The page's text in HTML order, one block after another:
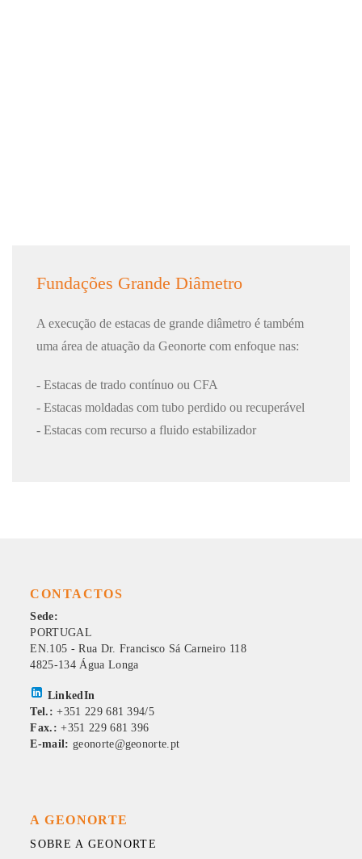
Fundações Grande Diâmetro
A execução de estacas de grande diâmetro é também
uma área de atuação da Geonorte com enfoque nas:
- Estacas de trado contínuo ou CFA
- Estacas moldadas com tubo perdido ou recuperável
- Estacas com recurso a fluido estabilizador
CONTACTOS
Sede:
PORTUGAL
EN.105 - Rua Dr. Francisco Sá Carneiro 118
4825-134 Água Longa
LinkedIn
Tel.:+351 229 681 394/5
Fax.: +351 229 681 396
E-mail: geonorte@geonorte.pt
A GEONORTE
SOBRE A GEONORTE